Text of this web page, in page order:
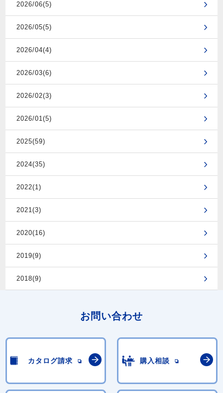
2026/06(5)
2026/05(5)
2026/04(4)
2026/03(6)
2026/02(3)
2026/01(5)
2025(59)
2024(35)
2022(1)
2021(3)
2020(16)
2019(9)
2018(9)
お問い合わせ
カタログ請求 購入相談